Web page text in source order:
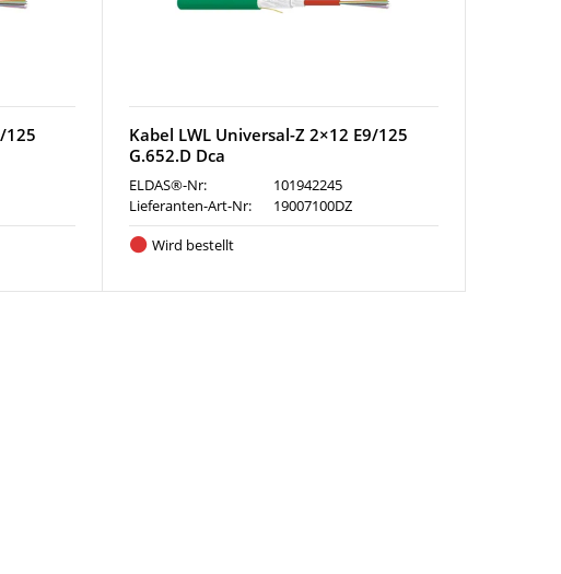
125
Kabel LWL Universal-Z 2×12 E9/125
G.652.D Dca
ELDAS®-Nr:
101942245
Lieferanten-Art-Nr:
19007100DZ
Wird bestellt